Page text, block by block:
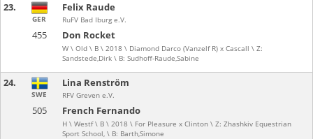
23.
455 Don Rocket
W \ Old \ B \ 2018 \ Diamond Darco (Vanzelf R) x Cascall \ Z:
Sandstede,Dirk \ B: Sudhoff-Raude,Sabine
GER
Felix Raude
RuFV Bad Iburg e.V.
24.
505 French Fernando
H \ Westf \ B \ 2018 \ For Pleasure x Clinton \ Z: Zhashkiv Equestrian
Sport School, \ B: Barth,Simone
SWE
Lina Renström
RFV Greven e.V.